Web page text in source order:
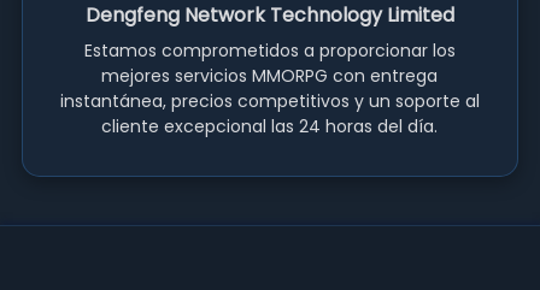
Dengfeng Network Technology Limited
Estamos comprometidos a proporcionar los
mejores servicios MMORPG con entrega
instantánea, precios competitivos y un soporte al
cliente excepcional las 24 horas del día.